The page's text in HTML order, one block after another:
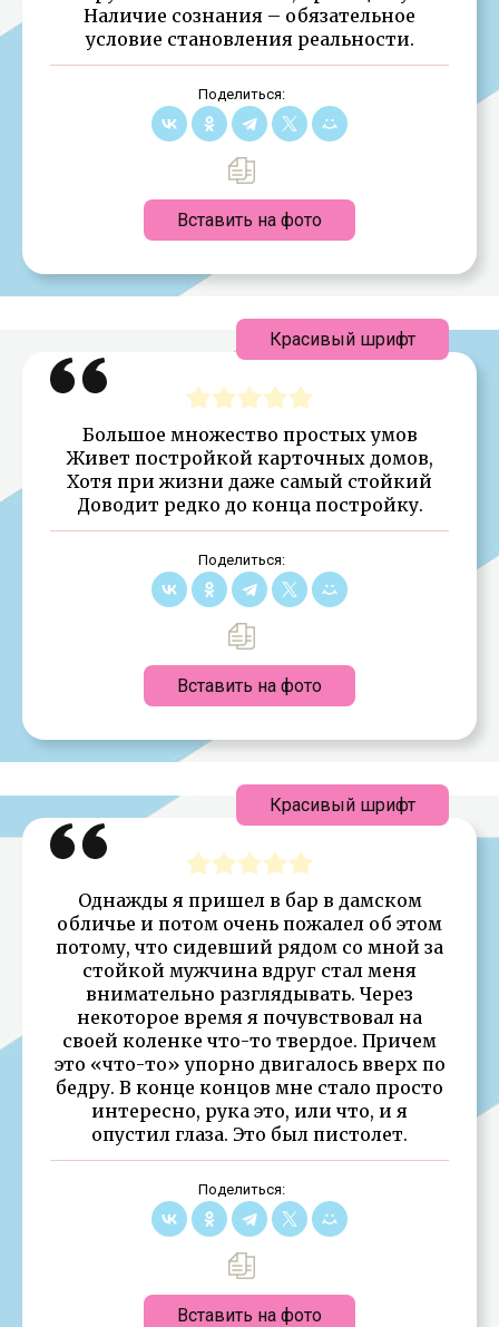
Наличие сознания – обязательное
условие становления реальности.
Поделиться:
Вставить на фото
Большое множество простых умов
Живет постройкой карточных домов,
Хотя при жизни даже самый стойкий
Доводит редко до конца постройку.
Поделиться:
Вставить на фото
Красивый шрифт
Однажды я пришел в бар в дамском
обличье и потом очень пожалел об этом
потому, что сидевший рядом со мной за
стойкой мужчина вдруг стал меня
внимательно разглядывать. Через
некоторое время я почувствовал на
своей коленке что-то твердое. Причем
это «что-то» упорно двигалось вверх по
бедру. В конце концов мне стало просто
интересно, рука это, или что, и я
опустил глаза. Это был пистолет.
Поделиться:
Вставить на фото
Красивый шрифт